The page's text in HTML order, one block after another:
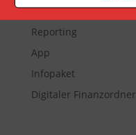
Newsletter
Reporting
App
Infopaket
Digitaler Finanzordner